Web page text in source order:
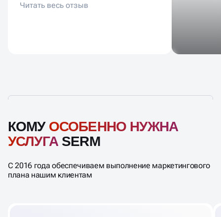
КОМУ ОСОБЕННО НУЖНА
УСЛУГАSERM
С 2016 года обеспечиваем выполнение маркетингового
плана нашим клиентам